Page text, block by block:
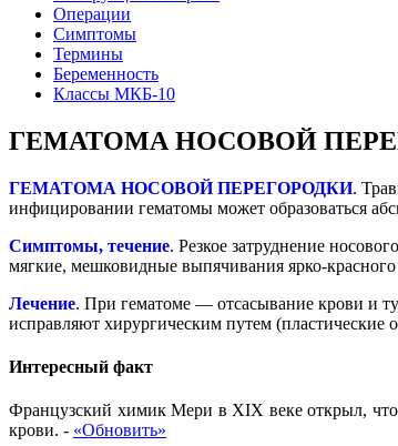
Операции
Симптомы
Термины
Беременность
Классы МКБ-10
ГЕМАТОМА НОСОВОЙ
ГЕМАТОМА НОСОВОЙ ПЕРЕГОРОДКИ.
инфицировании гематомы может образоваться
Симптомы, течение. Резкое затруднение
мягкие, мешковидные выпячивания ярко-
Лечение. При гематоме — отсасывание крови и
исправляют хирургическим путем
Интересный факт
Французский химик Мери в XIX веке открыл, что
крови. - «Обновить»